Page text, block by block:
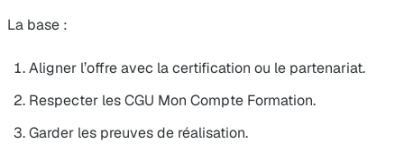
La base :
Aligner l’offre avec la certification ou le partenariat.
Respecter les CGU Mon Compte Formation.
Garder les preuves de réalisation.